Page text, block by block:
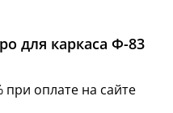
для каркаса Ф-83
при оплате на сайте